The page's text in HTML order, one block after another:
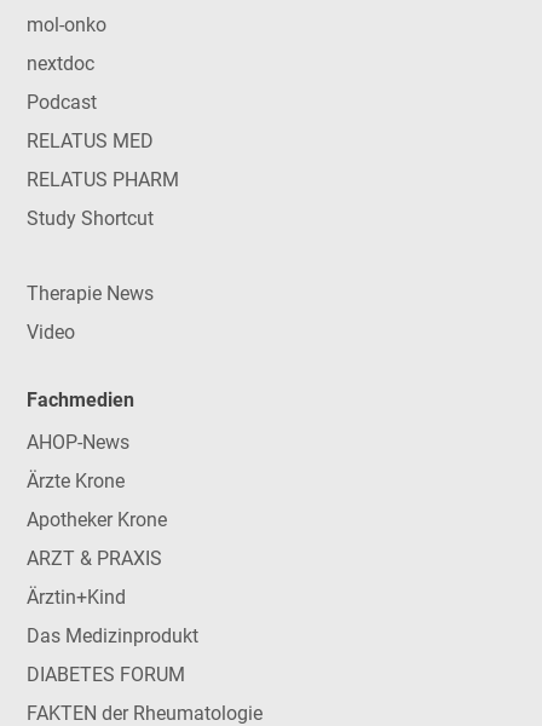
mol-onko
nextdoc
Podcast
RELATUS MED
RELATUS PHARM
Study Shortcut
Therapie News
Video
Fachmedien
AHOP-News
Ärzte Krone
Apotheker Krone
ARZT & PRAXIS
Ärztin+Kind
Das Medizinprodukt
DIABETES FORUM
FAKTEN der Rheumatologie